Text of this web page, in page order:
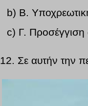
b) Β.
c) Γ.
12. Σε αυτήν την